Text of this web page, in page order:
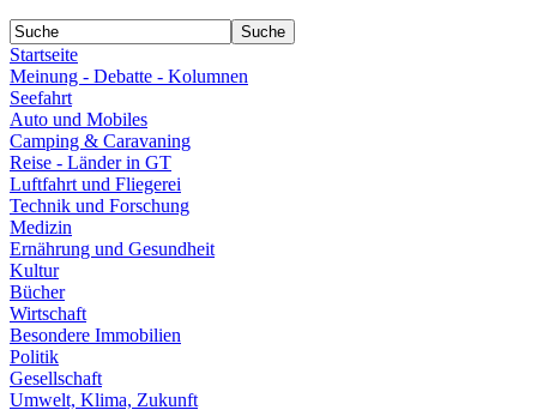
Startseite
Meinung - Debatte - Kolumnen
Seefahrt
Auto und Mobiles
Camping & Caravaning
Reise - Länder in GT
Luftfahrt und Fliegerei
Technik und Forschung
Medizin
Ernährung und Gesundheit
Kultur
Bücher
Wirtschaft
Besondere Immobilien
Politik
Gesellschaft
Umwelt, Klima, Zukunft